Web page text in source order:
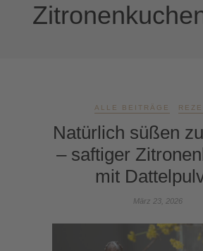
ALLE BEITRÄGE
Natürlich süßen
– saftiger
mit
März 23, 2026